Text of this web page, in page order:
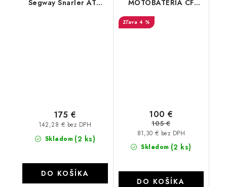
Segway Snarler AT6
Skladom (2 ks)
142,28 € bez DPH
175 €
DO KOŠÍKA
MOTOBATÉRIA CF
12V/30AH/ YTX30L-BS
4 %
Skladom (2 ks)
81,30 € bez DPH
100 €
105 €
DO KOŠÍKA